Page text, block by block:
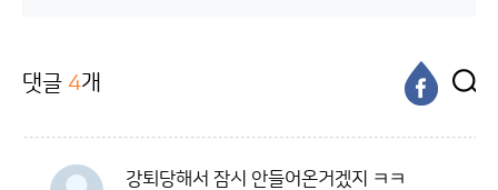
댓글 4개
강퇴당해서 잠시 안들어온거겠지 ㅋㅋ